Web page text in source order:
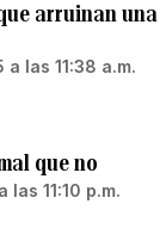
arruinan una
las 11:38 a.m.
que no
las 11:10 p.m.